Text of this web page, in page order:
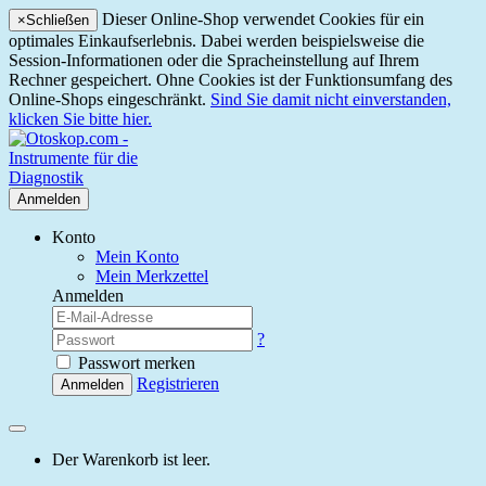
×Schließen
Dieser Online-Shop verwendet Cookies für ein
optimales Einkaufserlebnis. Dabei werden beispielsweise die
Session-Informationen oder die Spracheinstellung auf Ihrem
Rechner gespeichert. Ohne Cookies ist der Funktionsumfang des
Online-Shops eingeschränkt. Sind Sie damit nicht einverstanden,
klicken Sie bitte hier.
Anmelden
Konto
Mein Konto
Mein Merkzettel
Anmelden
?
Passwort merken
Anmelden Registrieren
Der Warenkorb ist leer.